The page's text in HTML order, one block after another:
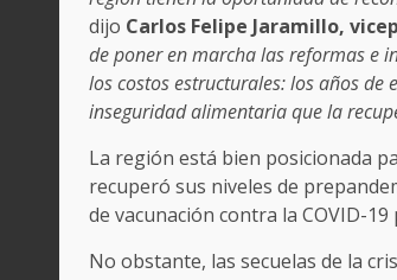
dijo Carlos Felipe Jaramillo,
de poner en marcha las reformas e
los costos estructurales: los años
inseguridad alimentaria que la
La región está bien posicionada
recuperó sus niveles de
de vacunación contra la COVID-
No obstante, las secuelas de la